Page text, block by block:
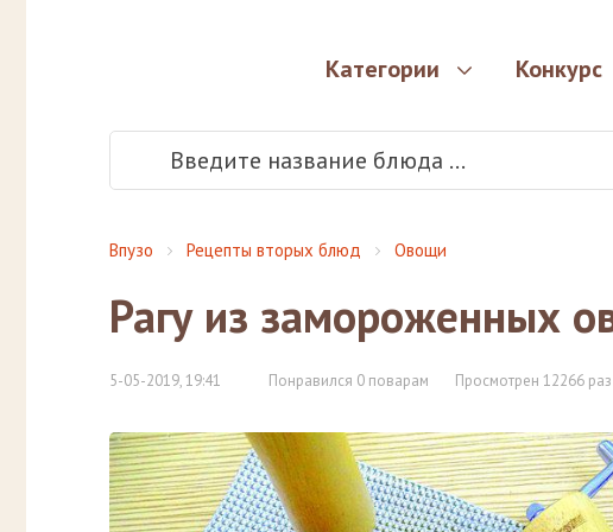
Категории Конкурс
Впузо Рецепты вторых блюд Овощи
Рагу из замороженных
5-05-2019, 19:41 Понравился 0 поварам Просмотрен 12266 раз